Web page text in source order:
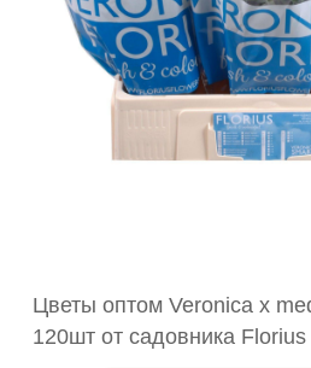
Цветы оптом Veronica x
120шт от садовника